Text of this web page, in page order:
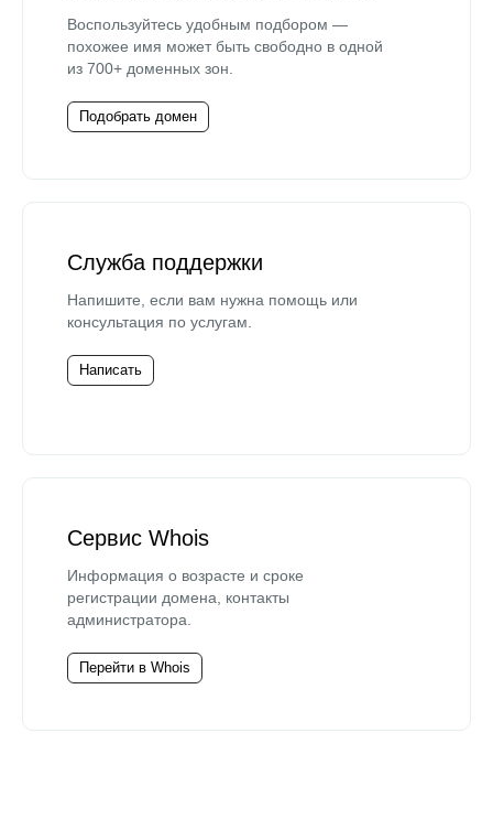
Воспользуйтесь удобным подбором —
похожее имя может быть свободно в одной
из 700+ доменных зон.
Подобрать домен
Служба поддержки
Напишите, если вам нужна помощь или
консультация по услугам.
Написать
Сервис Whois
Информация о возрасте и сроке
регистрации домена, контакты
администратора.
Перейти в Whois